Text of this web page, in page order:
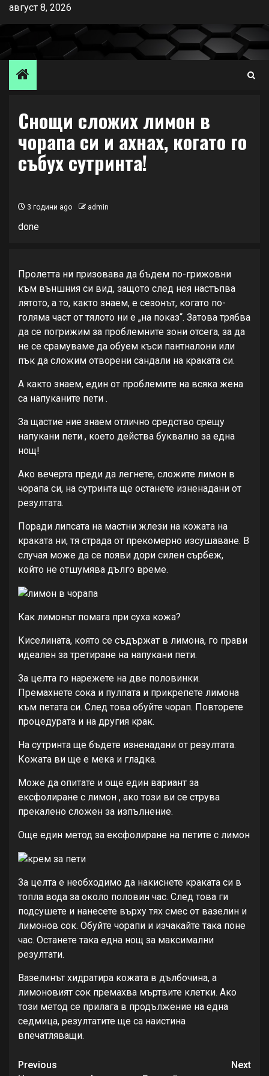
Skip
content
август 8, 2026
Снощи сложих лимон в
чорапа си и ахнах, когато го
събух сутринта!
3 години ago admin
done
Пролетта ни призовава да бъдем по-грижовни
към външния си вид, защото след нея настъпва
лятото, а то, както знаем, е сезонът, когато по-
голяма част от тялото ни е „на показ“. Затова трябва
да се погрижим за проблемните зони отсега, за да
не се срамуваме да обуем къси пантналони или
пък да сложим отворени сандали на краката си.
А както знаем, един от проблемите на всяка жена
са напуканите пети .
За щастие ние знаем отлично средство срещу
напукани пети , което действа буквално за една
нощ!
Ако вечерта преди да легнете, сложите лимон в
чорапа си, на сутринта ще останете изненадани от
резултата.
Поради липсата на мастни жлези на кожата на
краката ни, тя страда от прекомерно изсушаване. В
случая може да се появи дори силен сърбеж,
който не отшумява дълго време.
Как лимонът помага при суха кожа?
Киселината, която се съдържат в лимона, го прави
идеален за третиране на напукани пети.
За целта го нарежете на две половинки.
Премахнете сока и пулпата и прикрепете лимона
към петата си. След това обуйте чорап. Повторете
процедурата и на другия крак.
На сутринта ще бъдете изненадани от резултата.
Кожата ви ще е мека и гладка.
Може да опитате и още един вариант за
ексфолиране с лимон , ако този ви се струва
прекалено сложен за изпълнение.
Още един метод за ексфолиране на петите с лимон
За целта е необходимо да накиснете краката си в
топла вода за около половин час. След това ги
подсушете и нанесете върху тях смес от вазелин и
лимонов сок. Обуйте чорапи и изчакайте така поне
час. Останете така една нощ за максимални
резултати.
Вазелинът хидратира кожата в дълбочина, а
лимоновият сок премахва мъртвите клетки. Ако
този метод се прилага в продължение на една
седмица, резултатите ще са наистина
впечатляващи.
Continue
Previous
Next